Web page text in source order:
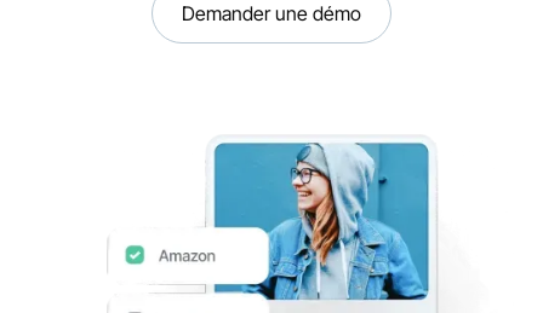
Demander une démo